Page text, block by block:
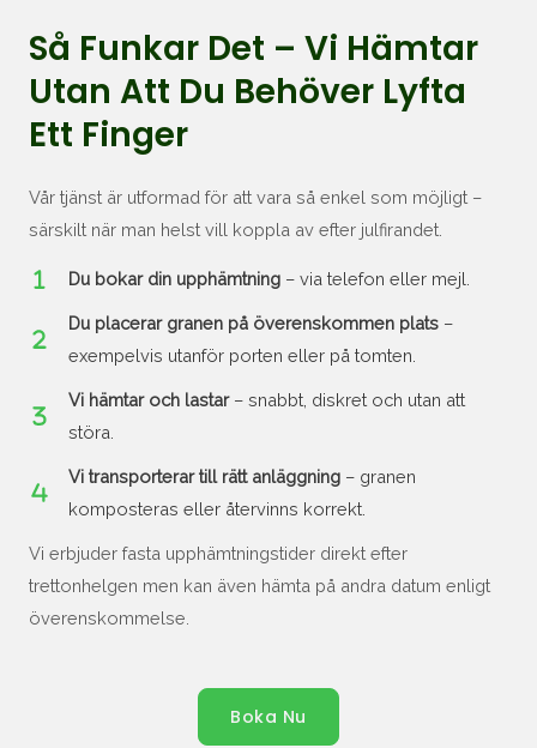
Så Funkar Det – Vi Hämtar
Utan Att Du Behöver Lyfta
Ett Finger
Vår tjänst är utformad för att vara så enkel som möjligt –
särskilt när man helst vill koppla av efter julfirandet.
Du bokar din upphämtning – via telefon eller mejl.
Du placerar granen på överenskommen plats –
exempelvis utanför porten eller på tomten.
Vi hämtar och lastar– snabbt, diskret och utan att
störa.
Vi transporterar till rätt anläggning – granen
komposteras eller återvinns korrekt.
Vi erbjuder fasta upphämtningstider direkt efter
trettonhelgen men kan även hämta på andra datum enligt
överenskommelse.
Boka Nu